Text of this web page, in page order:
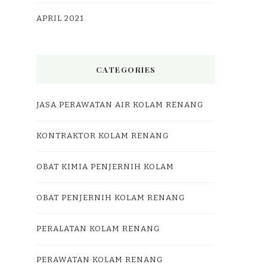
APRIL 2021
CATEGORIES
JASA PERAWATAN AIR KOLAM RENANG
KONTRAKTOR KOLAM RENANG
OBAT KIMIA PENJERNIH KOLAM
OBAT PENJERNIH KOLAM RENANG
PERALATAN KOLAM RENANG
PERAWATAN KOLAM RENANG